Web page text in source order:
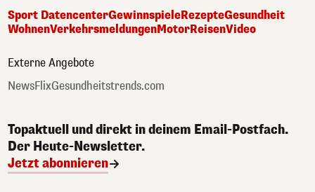
Sport DatencenterGewinnspieleRezepteGesundheit
WohnenVerkehrsmeldungenMotorReisenVideo
Externe Angebote
NewsFlixGesundheitstrends.com
Topaktuell und direkt in deinem Email-Postfach.
Der Heute-Newsletter.
Jetzt abonnieren